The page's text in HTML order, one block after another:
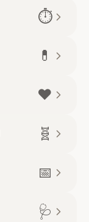
⏱️
💊
❤️
🧬
📅
🩺